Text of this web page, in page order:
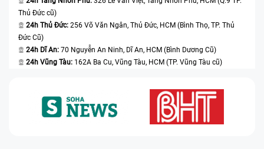
Thủ Đức cũ)
24h Thủ Đức: 256 Võ Văn Ngân, Thủ Đức, HCM (Bình Thọ, TP. Thủ
Đức Cũ)
24h Dĩ An: 70 Nguyễn An Ninh, Dĩ An, HCM (Bình Dương Cũ)
24h Vũng Tàu: 162A Ba Cu, Vũng Tàu, HCM (TP. Vũng Tàu cũ)